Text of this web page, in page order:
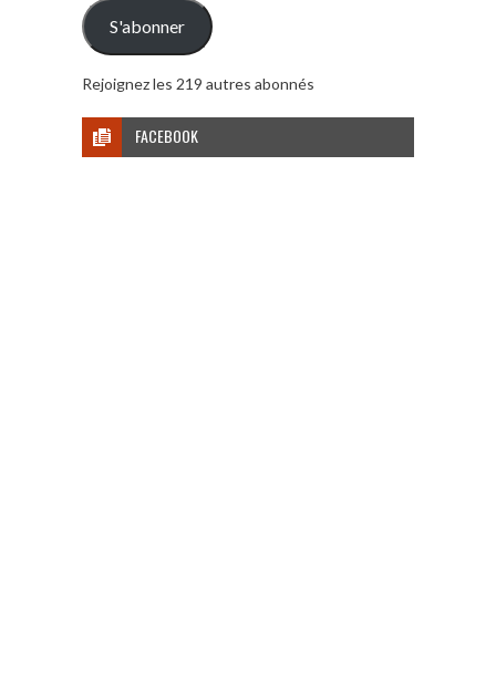
mail
S'abonner
Rejoignez les 219 autres abonnés
FACEBOOK